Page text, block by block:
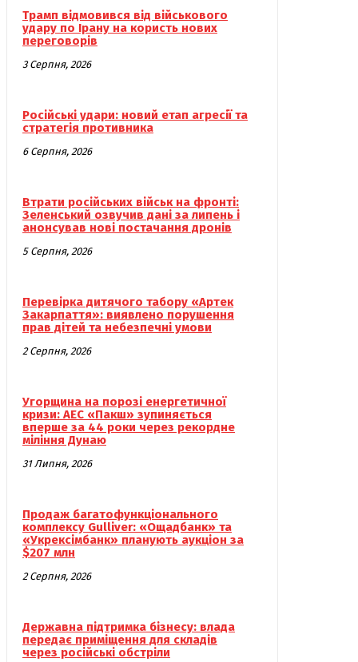
Трамп відмовився від військового
удару по Ірану на користь нових
переговорів
3 Серпня, 2026
Російські удари: новий етап агресії та
стратегія противника
6 Серпня, 2026
Втрати російських військ на фронті:
Зеленський озвучив дані за липень і
анонсував нові постачання дронів
5 Серпня, 2026
Перевірка дитячого табору «Артек
Закарпаття»: виявлено порушення
прав дітей та небезпечні умови
2 Серпня, 2026
Угорщина на порозі енергетичної
кризи: АЕС «Пакш» зупиняється
вперше за 44 роки через рекордне
міління Дунаю
31 Липня, 2026
Продаж багатофункціонального
комплексу Gulliver: «Ощадбанк» та
«Укрексімбанк» планують аукціон за
$207 млн
2 Серпня, 2026
Державна підтримка бізнесу: влада
передає приміщення для складів
через російські обстріли